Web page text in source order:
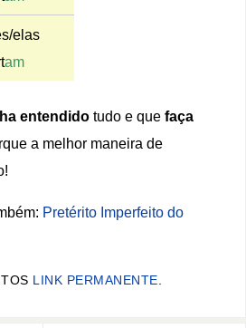
elas
am
entendidotudo e que faça
a melhor maneira de
Pretérito Imperfeito do
LINK PERMANENTE.